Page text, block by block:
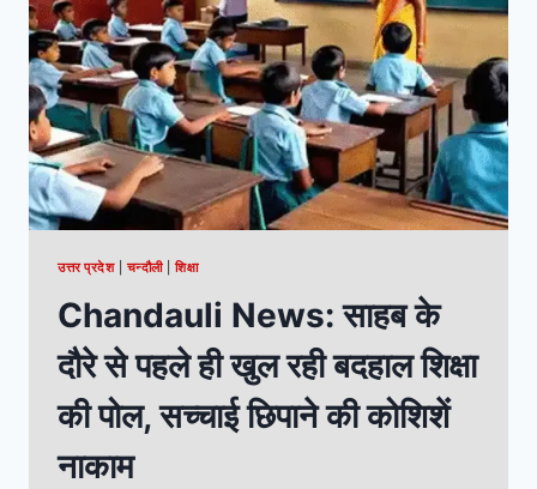
उत्तर प्रदेश|चन्दौली|शिक्षा
Chandauli News: साहब के
दौरे से पहले ही खुल रही बदहाल शिक्षा
की पोल, सच्चाई छिपाने की कोशिशें
नाकाम